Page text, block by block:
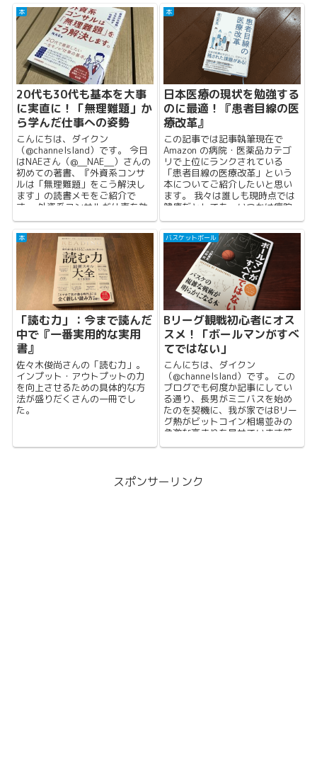
本
20代も30代も基本を大事
に実直に！「無理難題」か
ら学んだ仕事への姿勢
こんにちは、ダイクン
（@channelsland）です。 今日
はNAEさん（@__NAE__）さんの
初めての著書、『外資系コンサ
ルは「無理難題」をこう解決し
ます」の読書メモをご紹介で
す。 外資系コンサルが仕事を効
率化する...
本
日本医療の現状を勉強する
のに最適！『患者目線の医
療改革』
この記事では記事執筆現在で
Amazon の病院・医薬品カテゴ
リで上位にランクされている
「患者目線の医療改革」という
本についてご紹介したいと思い
ます。 我々は誰しも現時点では
健康だとしても、いつかは病院
のお世話になる方がほと...
本
「読む力」：今まで読んだ
中で『一番実用的な実用
書』
佐々木俊尚さんの「読む力」。
インプット・アウトプットの力
を向上させるための具体的な方
法が盛りだくさんの一冊でし
た。
バスケットボール
Bリーグ観戦初心者にオス
スメ！「ボールマンがすべ
てではない」
こんにちは、ダイクン
（@channelsland）です。 この
ブログでも何度か記事にしてい
る通り、長男がミニバスを始め
たのを契機に、我が家ではBリー
グ熱がビットコイン相場並みの
急激な高まりを見せています笑
11月に初めて...
スポンサーリンク